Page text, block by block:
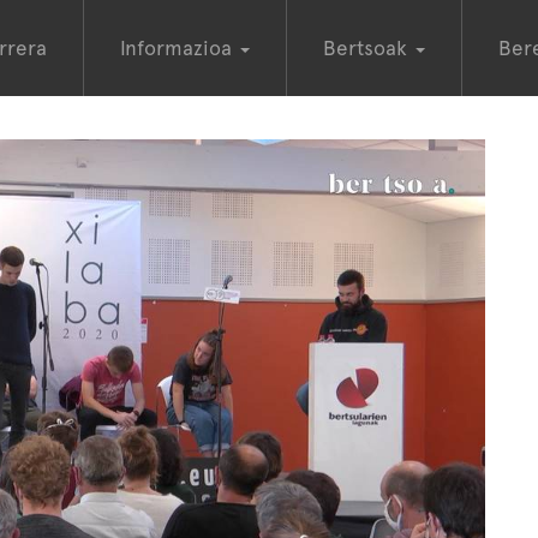
Informazioa Bertsoak